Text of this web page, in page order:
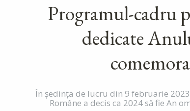
Programul-cadru
dedicate
În ședința de lucru din 9 februarie
Române a decis ca 2024 să fie An